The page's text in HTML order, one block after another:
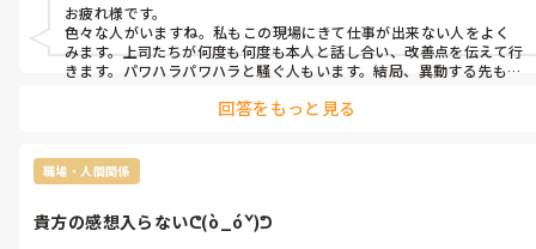
お疲れ様です。
色々な人がいますね。私もこの現場にきて仕事が出来ない人をよく
みます。上司たちが何度も何度も本人と話し合い、改善点を伝えて行
きます。パワハラパワハラと騒ぐ人もいます。結局、異動する先もな
には負にならない様に、関わるだけです。
回答をもっと見る
職場・人間関係
貴方の感想入らないᕦ(ò_óˇ)ᕤ